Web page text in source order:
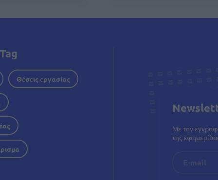
Θέσεις εργασίας
Με την
της